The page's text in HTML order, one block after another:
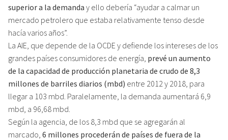
superior a la demanda y ello debería “ayudar a calmar un
mercado petrolero que estaba relativamente tenso desde
hacía varios años”.
La AIE, que depende de la OCDE y defiende los intereses de los
grandes países consumidores de energía, prevé un aumento
de la capacidad de producción planetaria de crudo de 8,3
millones de barriles diarios (mbd) entre 2012 y 2018, para
llegar a 103 mbd. Paralelamente, la demanda aumentará 6,9
mbd, a 96,68 mbd.
Según la agencia, de los 8,3 mbd que se agregarán al
marcado, 6 millones procederán de países de fuera de la